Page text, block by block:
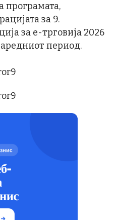
програмата,
за 9.
за е-трговија 2026
период.